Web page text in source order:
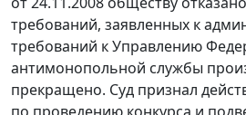
требований, заявленных к
требований к Управлению
антимонопольной службы
прекращено. Суд признал